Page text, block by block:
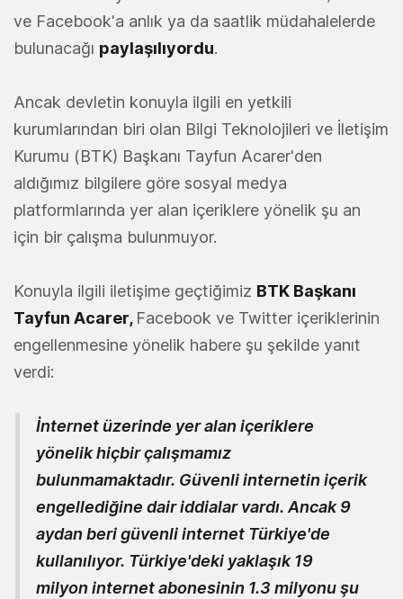
ve Facebook'a anlık ya da saatlik müdahalelerde
bulunacağı paylaşılıyordu.
Ancak devletin konuyla ilgili en yetkili
kurumlarından biri olan Bilgi Teknolojileri ve İletişim
Kurumu (BTK) Başkanı Tayfun Acarer'den
aldığımız bilgilere göre sosyal medya
platformlarında yer alan içeriklere yönelik şu an
için bir çalışma bulunmuyor.
Konuyla ilgili iletişime geçtiğimiz BTK Başkanı
Tayfun Acarer, Facebook ve Twitter içeriklerinin
engellenmesine yönelik habere şu şekilde yanıt
verdi:
İnternet üzerinde yer alan içeriklere
yönelik hiçbir çalışmamız
bulunmamaktadır. Güvenli internetin içerik
engellediğine dair iddialar vardı. Ancak 9
aydan beri güvenli internet Türkiye'de
kullanılıyor. Türkiye'deki yaklaşık 19
milyon internet abonesinin 1.3 milyonu şu